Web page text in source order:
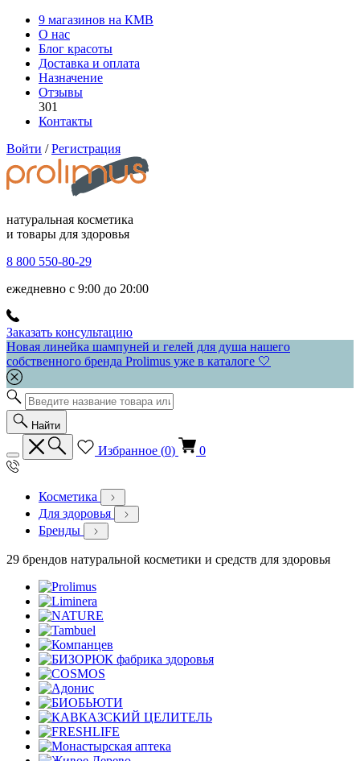
9 магазинов на КМВ
О нас
Блог красоты
Доставка и оплата
Назначение
Отзывы
301
Контакты
Войти / Регистрация
натуральная косметика
и товары для здоровья
8 800 550-80-29
ежедневно с 9:00 до 20:00
Заказать консультацию
Новая линейка шампуней и гелей для душа нашего
собственного бренда Prolimus уже в каталоге 🤍
Найти
Избранное (0) 0
Косметика
Для здоровья
Бренды
29 брендов натуральной косметики и средств для здоровья